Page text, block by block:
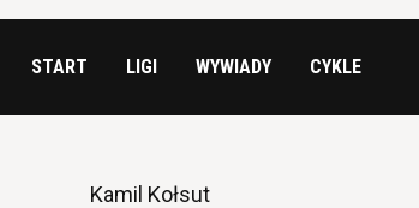
START LIGI WYWIADY CYKLE
Kamil Kołsut